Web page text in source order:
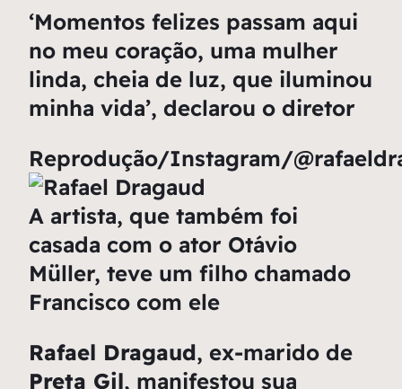
‘Momentos felizes passam aqui
no meu coração, uma mulher
linda, cheia de luz, que iluminou
minha vida’, declarou o diretor
Reprodução/Instagram/
A artista, que também foi
casada com o ator Otávio
Müller, teve um filho chamado
Francisco com ele
Rafael Dragaud, ex-marido de
Preta Gil, manifestou sua